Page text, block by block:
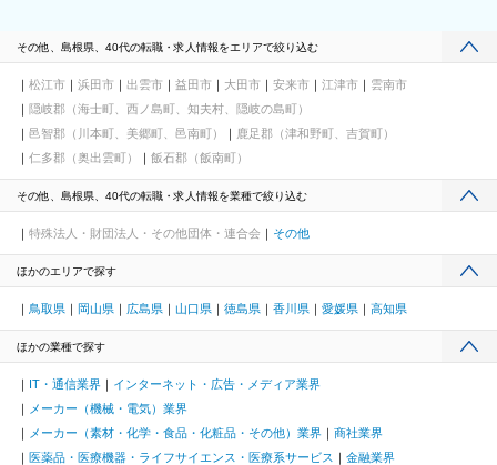
その他、島根県、40代の転職・求人情報をエリアで絞り込む
松江市 浜田市 出雲市 益田市 大田市 安来市 江津市
雲南市
隠岐郡（海士町、西ノ島町、知夫村、隠岐の島町）
邑智郡（川本町、美郷町、邑南町）
鹿足郡（津和野町、吉賀町）
仁多郡（奥出雲町）
飯石郡（飯南町）
その他、島根県、40代の転職・求人情報を業種で絞り込む
特殊法人・財団法人・その他団体・連合会 その他
ほかのエリアで探す
鳥取県 岡山県 広島県 山口県 徳島県 香川県 愛媛県 高知県
ほかの業種で探す
IT・通信業界
インターネット・広告・メディア業界
メーカー（機械・電気）業界
メーカー（素材・化学・食品・化粧品・その他）業界
商社業界
医薬品・医療機器・ライフサイエンス・医療系サービス
金融業界